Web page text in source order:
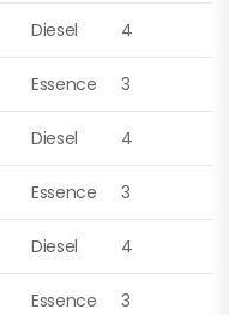
Diesel 4
Essence 3
Diesel 4
Essence 3
Diesel 4
Essence 3